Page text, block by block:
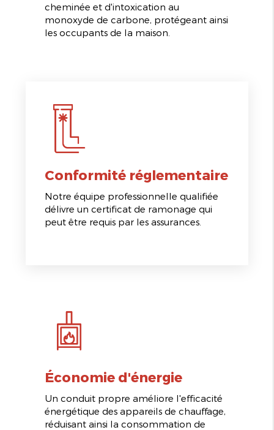
cheminée et d'intoxication au
monoxyde de carbone, protégeant ainsi
les occupants de la maison.
Conformité réglementaire
Notre équipe professionnelle qualifiée
délivre un certificat de ramonage qui
peut être requis par les assurances.
Économie d'énergie
Un conduit propre améliore l'efficacité
énergétique des appareils de chauffage,
réduisant ainsi la consommation de